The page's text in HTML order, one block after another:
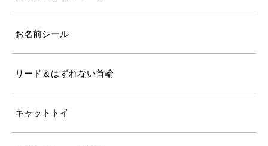
お名前シール
リード＆はずれない首輪
キャットトイ